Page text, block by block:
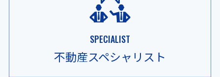
SPECIALIST
不動産スペシャリスト